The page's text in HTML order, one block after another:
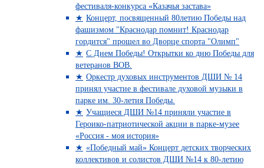
фестиваля-конкурса «Казачья застава»
Концерт, посвященный 80летию Победы над
фашизмом "Краснодар помнит! Краснодар
гордится" прошел во Дворце спорта "Олимп"
С Днем Победы! Открытки ко дню Победы для
ветеранов ВОВ.
Оркестр духовых инструментов ДШИ № 14
принял участие в фестивале духовой музыки в
парке им. 30-летия Победы.
Учащиеся ДШИ №14 приняли участие в
Героико-патриотической акции в парке-музее
«Россия - моя история»
«Победный май» Концерт детских творческих
коллективов и солистов ДШИ №14 к 80-летию